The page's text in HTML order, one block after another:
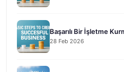
Başarılı Bir İşletme
28 Feb 2026